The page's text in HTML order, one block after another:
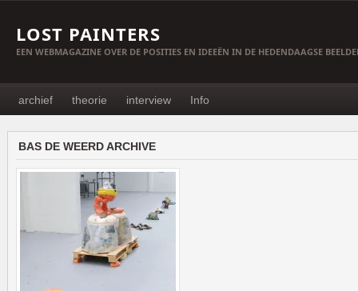
LOST PAINTERS
EEN WEBMAGAZINE OVER DE POSITIES EN IDEEËN IN DE HEDENDAAGSE
archief theorie interview Info
BAS DE WEERD ARCHIVE